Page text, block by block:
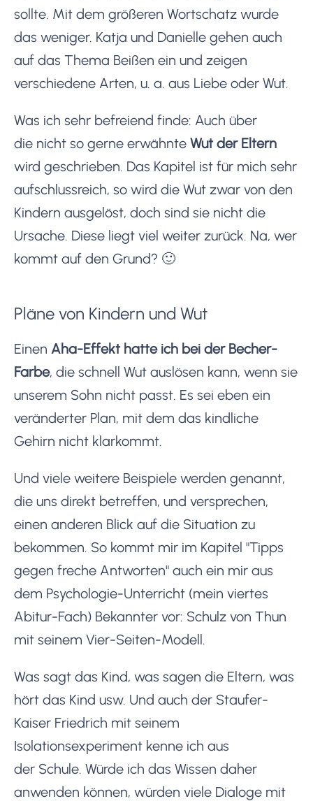
sollte. Mit dem größeren Wortschatz wurde
das weniger. Katja und Danielle gehen auch
auf das Thema Beißen ein und zeigen
verschiedene Arten, u. a. aus Liebe oder Wut.
Was ich sehr befreiend finde: Auch über
die nicht so gerne erwähnte Wut der Eltern
wird geschrieben. Das Kapitel ist für mich sehr
aufschlussreich, so wird die Wut zwar von den
Kindern ausgelöst, doch sind sie nicht die
Ursache. Diese liegt viel weiter zurück. Na, wer
kommt auf den Grund? 🙂
Pläne von Kindern und Wut
Einen Aha-Effekt hatte ich bei der Becher-
Farbe, die schnell Wut auslösen kann, wenn sie
unserem Sohn nicht passt. Es sei eben ein
veränderter Plan, mit dem das kindliche
Gehirn nicht klarkommt.
Und viele weitere Beispiele werden genannt,
die uns direkt betreffen, und versprechen,
einen anderen Blick auf die Situation zu
bekommen. So kommt mir im Kapitel "Tipps
gegen freche Antworten" auch ein mir aus
dem Psychologie-Unterricht (mein viertes
Abitur-Fach) Bekannter vor: Schulz von Thun
mit seinem Vier-Seiten-Modell.
Was sagt das Kind, was sagen die Eltern, was
hört das Kind usw. Und auch der Staufer-
Kaiser Friedrich mit seinem
Isolationsexperiment kenne ich aus
der Schule. Würde ich das Wissen daher
anwenden können, würden viele Dialoge mit